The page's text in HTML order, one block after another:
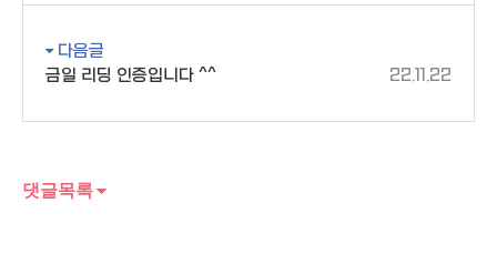
다음글
금일 리딩 인증입니다 ^^
22.11.22
댓글목록